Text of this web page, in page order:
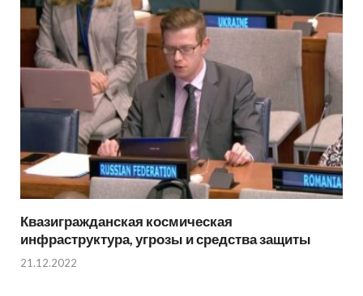
Квазигражданская космическая
инфраструктура, угрозы и средства защиты
21.12.2022